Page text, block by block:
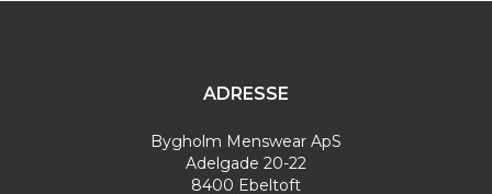
ADRESSE
Bygholm Menswear ApS
Adelgade 20-22
8400 Ebeltoft